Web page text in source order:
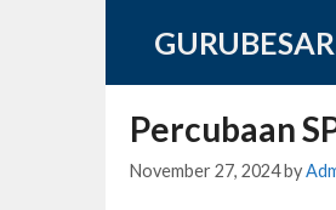
Percubaan
November 27, 2024by